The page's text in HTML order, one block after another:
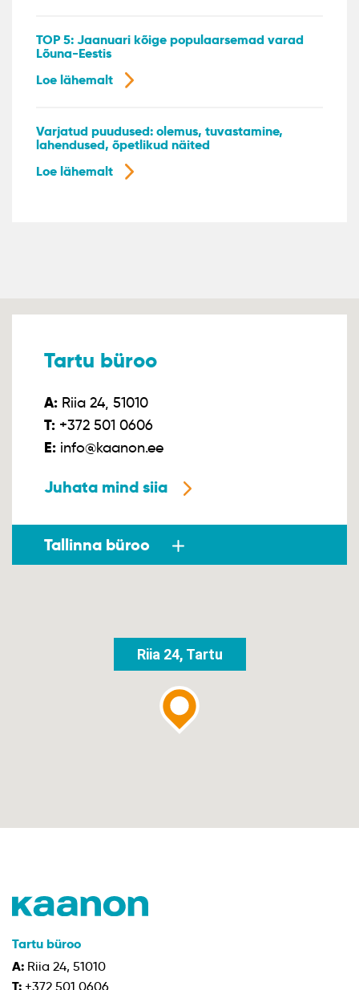
TOP 5: Jaanuari kõige populaarsemad varad
Lõuna-Eestis
Loe lähemalt
Varjatud puudused: olemus, tuvastamine,
lahendused, õpetlikud näited
Loe lähemalt
Tartu büroo
A: Riia 24, 51010
T: +372 501 0606
E: info@kaanon.ee
Juhata mind siia
Tallinna büroo
Riia 24, Tartu
Tartu büroo
A: Riia 24, 51010
+372 501 0606